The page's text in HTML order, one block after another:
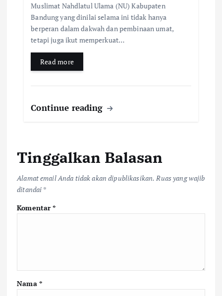
Muslimat Nahdlatul Ulama (NU) Kabupaten
Bandung yang dinilai selama ini tidak hanya
berperan dalam dakwah dan pembinaan umat,
tetapi juga ikut memperkuat…
Read more
Continue reading
Tinggalkan Balasan
Alamat email Anda tidak akan dipublikasikan. Ruas yang wajib
ditandai *
Komentar*
Nama *